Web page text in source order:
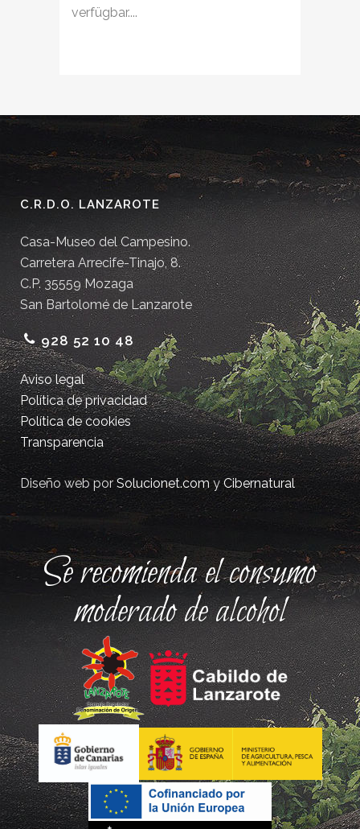
verfügbar....
C.R.D.O. LANZAROTE
Casa-Museo del Campesino.
Carretera Arrecife-Tinajo, 8.
C.P. 35559 Mozaga
San Bartolomé de Lanzarote
928 52 10 48
Aviso legal
Política de privacidad
Política de cookies
Transparencia
Diseño web porSolucionet.comyCibernatural
Se recomienda el consumo
moderado de alcohol